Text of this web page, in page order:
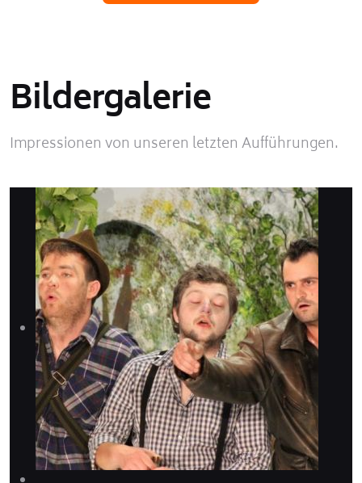
Bildergalerie
Impressionen von unseren letzten Aufführungen.